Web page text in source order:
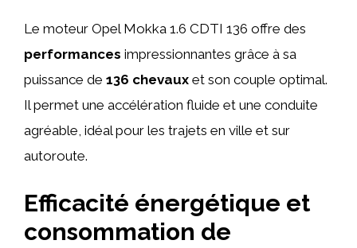
Le moteur Opel Mokka 1.6 CDTI 136 offre des
performances impressionnantes grâce à sa
puissance de 136 chevaux et son couple optimal.
Il permet une accélération fluide et une conduite
agréable, idéal pour les trajets en ville et sur
autoroute.
Efficacité énergétique et
consommation de